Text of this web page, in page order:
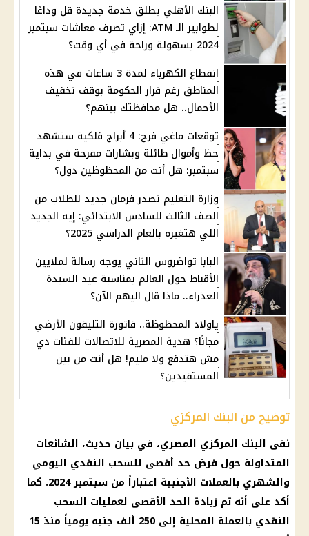
البنك الأهلي يطلق خدمة جديدة قل وداعًا
لطوابير الـ ATM: إزاي تصرف معاشات سبتمبر
2024 بسهولة وراحة في أي وقت؟
انقطاع الكهرباء لمدة 3 ساعات في هذه
المناطق رغم قرار الحكومة بوقف تخفيف
الأحمال.. هل محافظتك بينهم؟
توقعات ماغي فرح: 4 أبراج فلكية ستشهد
حظ وأموال طائلة وبشارات مفرحة في بداية
سبتمبر: هل أنت من المحظوظين دول؟
وزارة التعليم تصدر فرمان جديد للطلاب من
الصف الثالث للسادس الابتدائي: إيه الجديد
اللي هتغيره بالعام الدراسي 2025؟
البابا تواضروس الثاني يوجه رسالة لملايين
الأقباط حول العالم بمناسبة عيد السيدة
العذراء.. ماذا قال اليهم الآن؟
ياولاد المحظوظة.. فاتورة التليفون الأرضي
مجانًا؟ هدية المصرية للاتصالات للفئات دي
مش هتدفع ولا مليم! هل أنت من بين
المستفيدين؟
توضيح من البنك المركزي
نفى البنك المركزي المصري، في بيان حديث، الشائعات
المتداولة حول فرض حد أقصى للسحب النقدي اليومي
والشهري بالعملات الأجنبية اعتباراً من سبتمبر 2024. كما
أكد على أنه تم زيادة الحد الأقصى لعمليات السحب
النقدي
بالعملة المحلية إلى 250 ألف جنيه يومياً منذ 15